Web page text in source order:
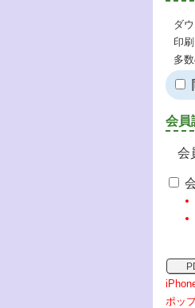
ダ
印
多
会員
会
ポッ